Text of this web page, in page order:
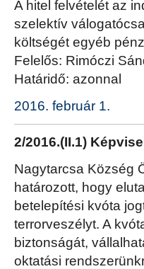
A hitel felvételét az
szelektív
költségét egyéb
Felelős: Rimóczi
Határidő: azonnal
2016. február 1.
2/2016.(II.1)
Nagytarcsa Község
határozott, hogy
betelepítési kvóta
terrorveszélyt. A
biztonságát,
oktatási